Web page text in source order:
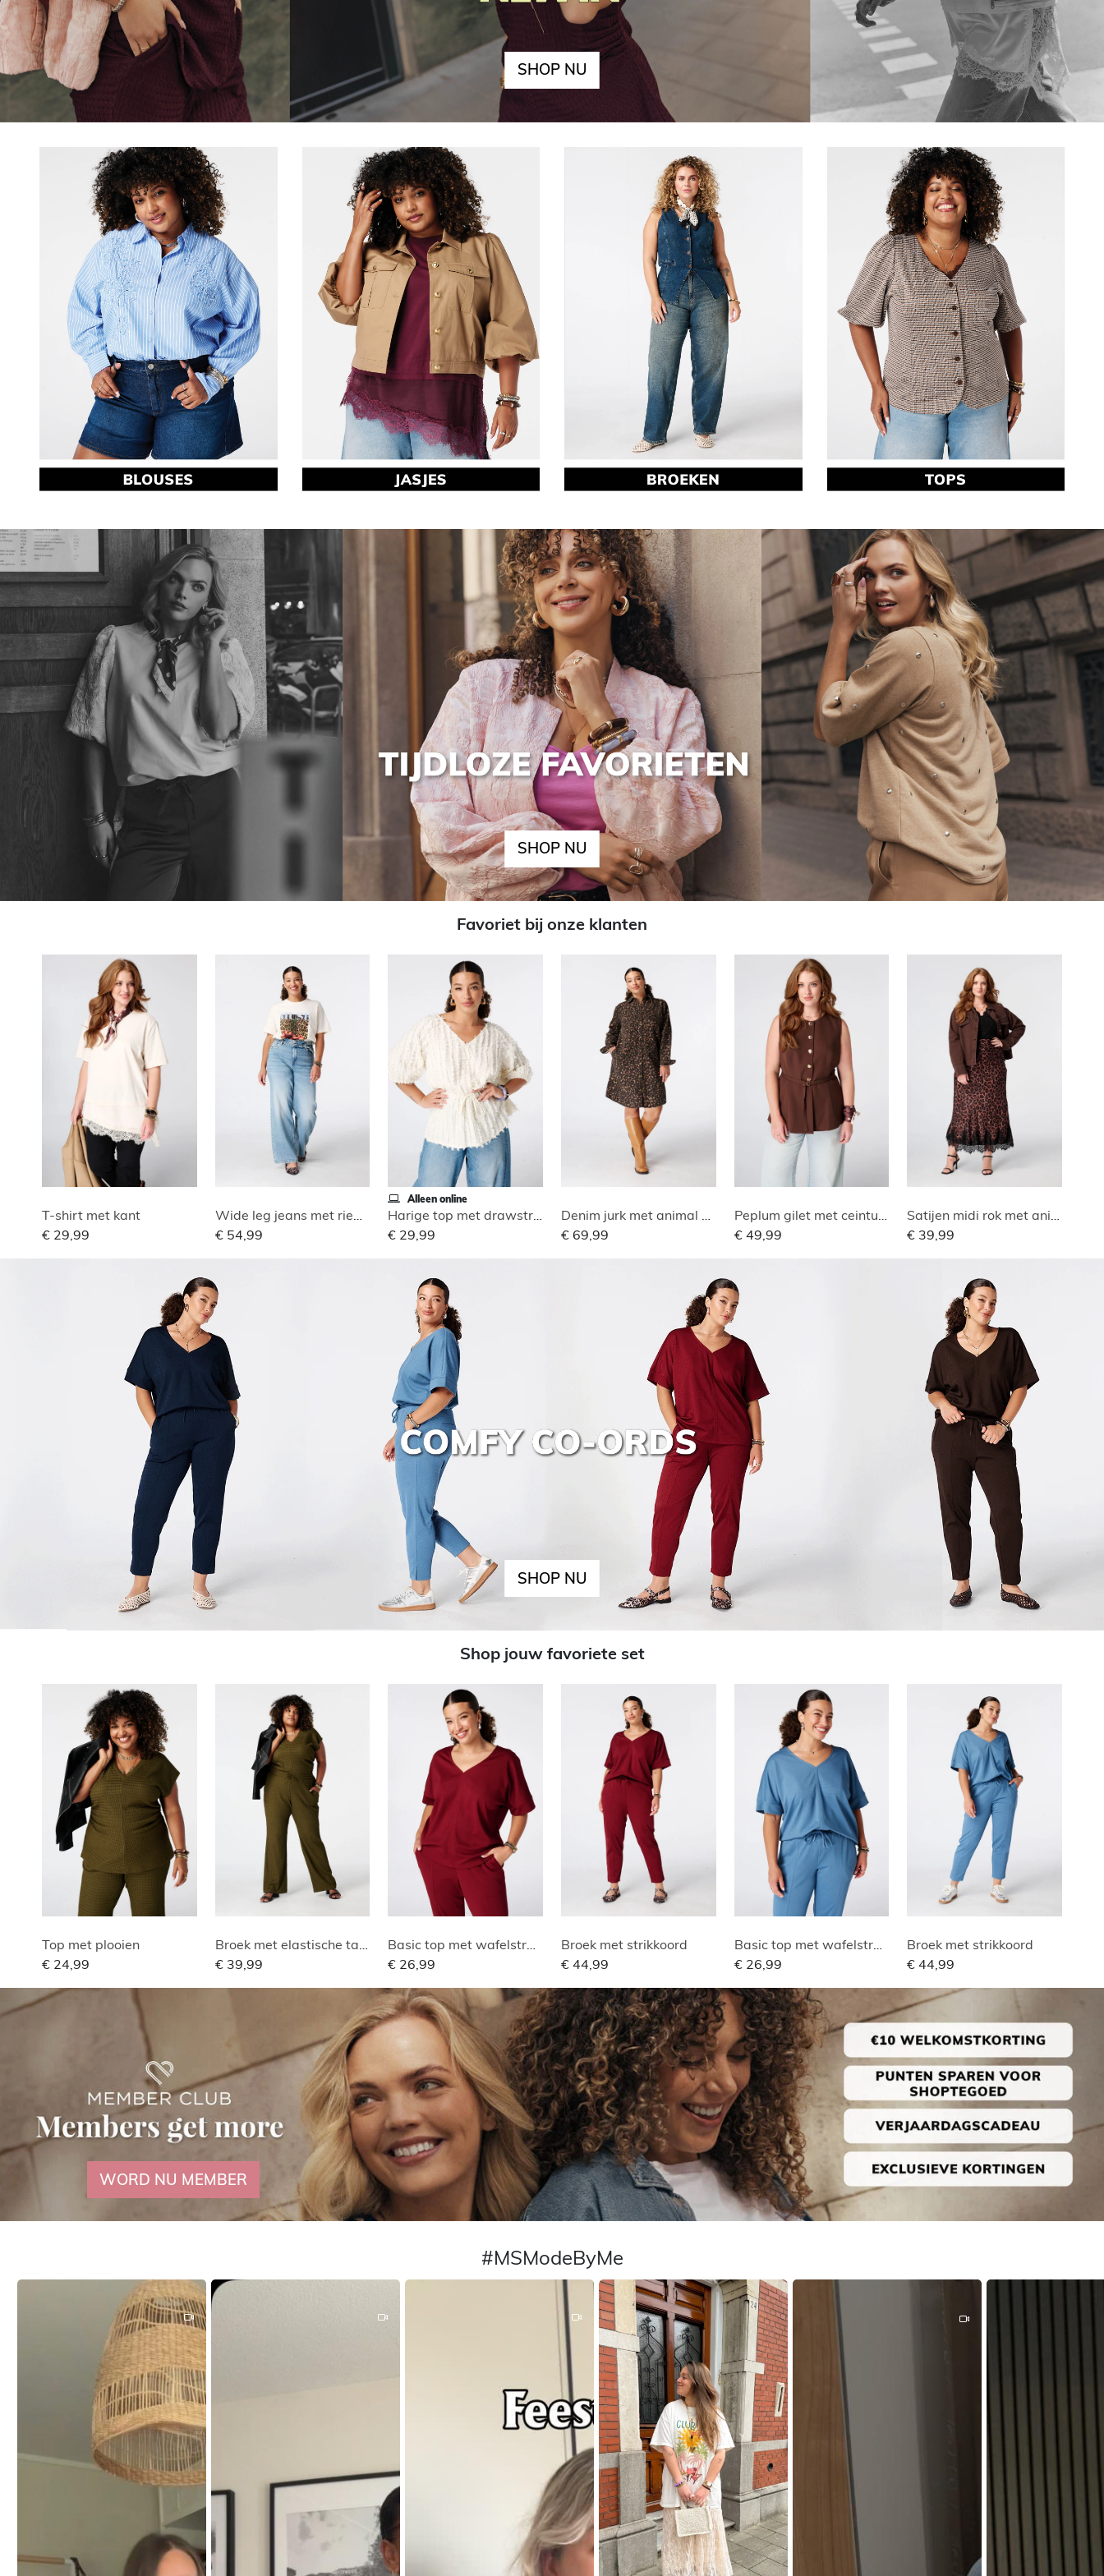
SHOP NU
SHOP NU
Favoriet bij onze klanten
T-shirt met kant
€ 29,99
Wide leg jeans met riempje
€ 54,99
Alleen online
Harige top met drawstring
€ 29,99
Denim jurk met animal print
€ 69,99
Peplum gilet met ceintuur
€ 49,99
Satijen midi rok met animal print
€ 39,99
SHOP NU
Shop jouw favoriete set
Top met plooien
€ 24,99
Broek met elastische taille
€ 39,99
Basic top met wafelstructuur
€ 26,99
Broek met strikkoord
€ 44,99
Basic top met wafelstructuur
€ 26,99
Broek met strikkoord
€ 44,99
WORD NU MEMBER
#MSModeByMe